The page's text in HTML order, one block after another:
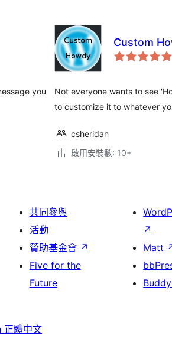
you
Custom
Not everyone wants to see
to customize it to whatever
csheridan
啟用安裝數: 10+
共同參與
活動
贊助基金會 ↗
Five for the
Future
↗
Matt
正體中文